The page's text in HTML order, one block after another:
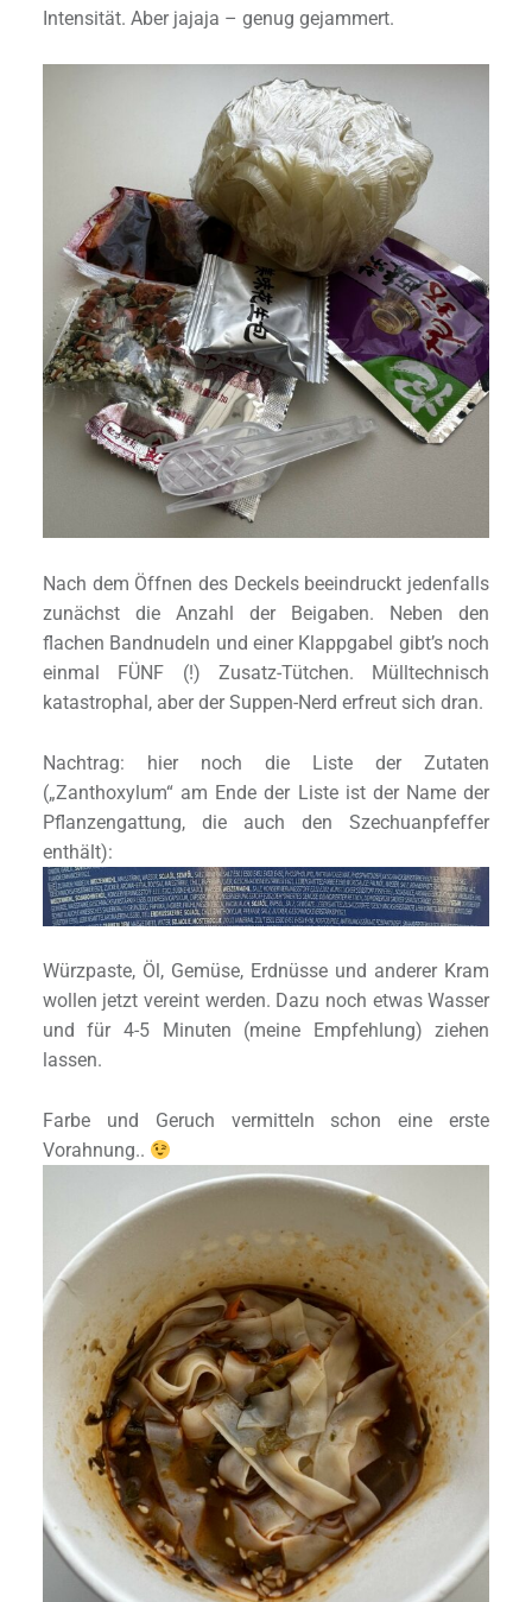
Intensität. Aber jajaja – genug gejammert.
Nach dem Öffnen des Deckels beeindruckt jedenfalls
zunächst die Anzahl der Beigaben. Neben den
flachen Bandnudeln und einer Klappgabel gibt’s noch
einmal FÜNF (!) Zusatz-Tütchen. Mülltechnisch
katastrophal, aber der Suppen-Nerd erfreut sich dran.
Nachtrag: hier noch die Liste der Zutaten
(„Zanthoxylum“ am Ende der Liste ist der Name der
Pflanzengattung, die auch den Szechuanpfeffer
enthält):
Würzpaste, Öl, Gemüse, Erdnüsse und anderer Kram
wollen jetzt vereint werden. Dazu noch etwas Wasser
und für 4-5 Minuten (meine Empfehlung) ziehen
lassen.
Farbe und Geruch vermitteln schon eine erste
Vorahnung..